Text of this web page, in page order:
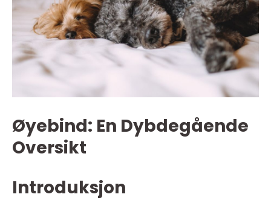
Øyebind: En Dybdegående
Oversikt
Introduksjon